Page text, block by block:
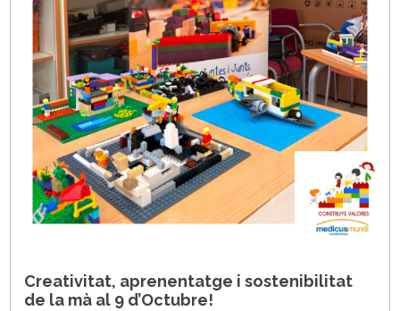
Creativitat, aprenentatge i sostenibilitat
de la mà al 9 d’Octubre!